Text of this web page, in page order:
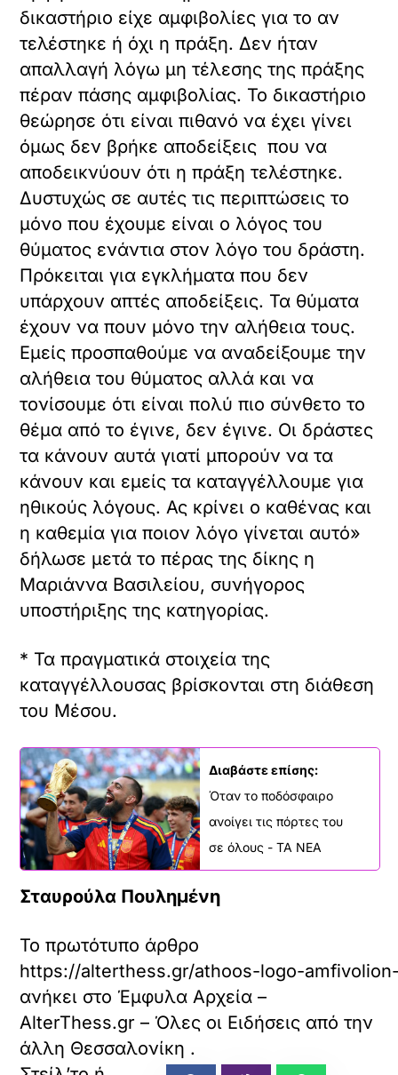
δικαστήριο είχε αμφιβολίες για το αν
τελέστηκε ή όχι η πράξη. Δεν ήταν
απαλλαγή λόγω μη τέλεσης της πράξης
πέραν πάσης αμφιβολίας. Το δικαστήριο
θεώρησε ότι είναι πιθανό να έχει γίνει
όμως δεν βρήκε αποδείξεις που να
αποδεικνύουν ότι η πράξη τελέστηκε.
Δυστυχώς σε αυτές τις περιπτώσεις το
μόνο που έχουμε είναι ο λόγος του
θύματος ενάντια στον λόγο του δράστη.
Πρόκειται για εγκλήματα που δεν
υπάρχουν απτές αποδείξεις. Τα θύματα
έχουν να πουν μόνο την αλήθεια τους.
Εμείς προσπαθούμε να αναδείξουμε την
αλήθεια του θύματος αλλά και να
τονίσουμε ότι είναι πολύ πιο σύνθετο το
θέμα από το έγινε, δεν έγινε. Οι δράστες
τα κάνουν αυτά γιατί μπορούν να τα
κάνουν και εμείς τα καταγγέλλουμε για
ηθικούς λόγους. Ας κρίνει ο καθένας και
η καθεμία για ποιον λόγο γίνεται αυτό»
δήλωσε μετά το πέρας της δίκης η
Μαριάννα Βασιλείου, συνήγορος
υποστήριξης της κατηγορίας.
* Τα πραγματικά στοιχεία της
καταγγέλλουσας βρίσκονται στη διάθεση
του Μέσου.
Διαβάστε επίσης:
Όταν το ποδόσφαιρο
ανοίγει τις πόρτες του
σε όλους - ΤΑ ΝΕΑ
Σταυρούλα Πουλημένη
Το πρωτότυπο άρθρο
https://alterthess.gr/athoos-logo-
ανήκει στο Έμφυλα Αρχεία –
AlterThess.gr – Όλες οι Ειδήσεις από την
άλλη Θεσσαλονίκη .